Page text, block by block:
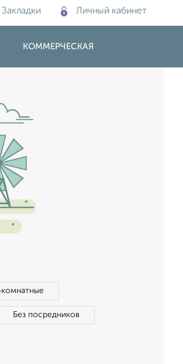
Закладки Личный кабинет
КОММЕРЧЕСКАЯ
Без посредников